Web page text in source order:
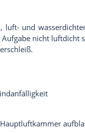
und
nicht